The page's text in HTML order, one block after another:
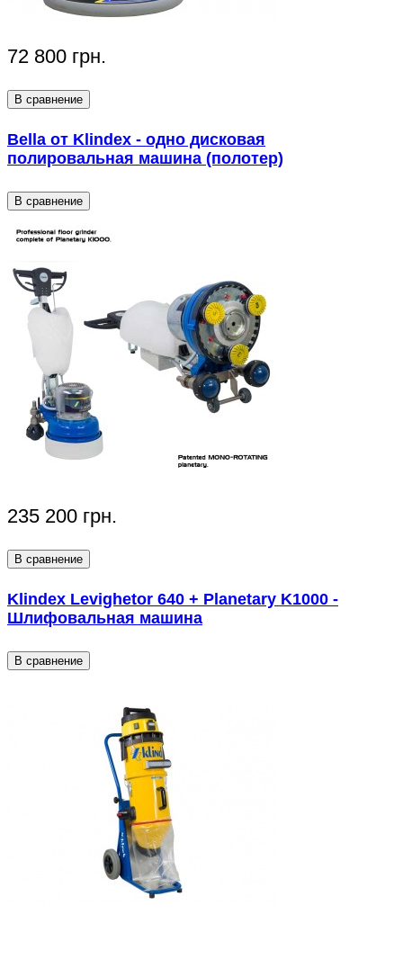
72 800 грн.
В сравнение
Bella от Klindex - одно дисковая
полировальная машина (полотер)
В сравнение
235 200 грн.
В сравнение
Klindex Levighetor 640 + Planetary K1000 -
Шлифовальная машина
В сравнение